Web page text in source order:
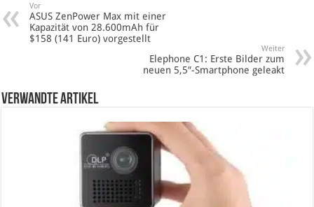
Vor
ASUS ZenPower Max mit einer
Kapazität von 28.600mAh für
$158 (141 Euro) vorgestellt
Weiter
Elephone C1: Erste Bilder zum
neuen 5,5″-Smartphone geleakt
verwandte Artikel